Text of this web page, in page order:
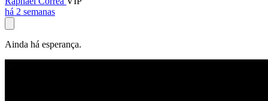
há 2 semanas
Ainda há esperança.